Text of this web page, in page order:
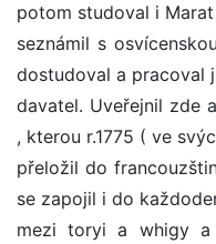
potom studoval i
seznámil s
dostudoval a pracoval
davatel. Uveřejnil zde
, kterou r.1775 ( ve
přeložil do
se zapojil i do
mezi toryi a whigy a